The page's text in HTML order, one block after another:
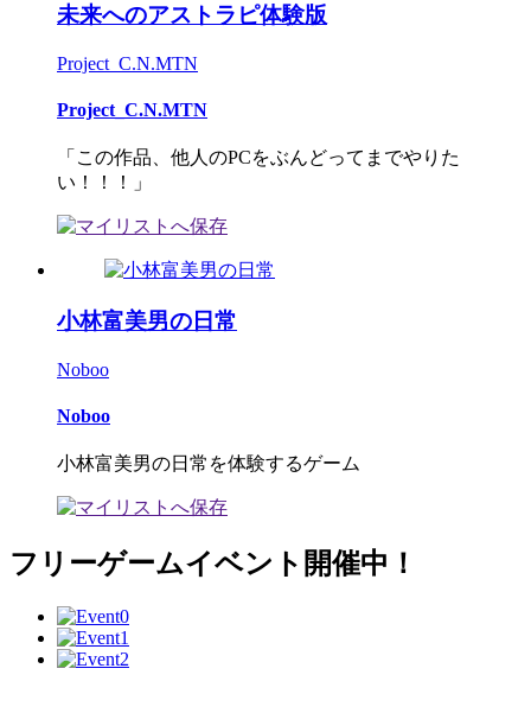
未来へのアストラピ体験版
Project_C.N.MTN
Project_C.N.MTN
「この作品、他人のPCをぶんどってまでやりた
い！！！」
小林富美男の日常
Noboo
Noboo
小林富美男の日常を体験するゲーム
フリーゲームイベント開催中！